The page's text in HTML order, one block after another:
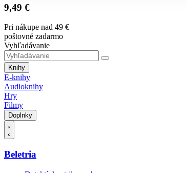
9,49 €
Pri nákupe nad 49 €
poštovné zadarmo
Vyhľadávanie
Knihy
E-knihy
Audioknihy
Hry
Filmy
Doplnky
Beletria